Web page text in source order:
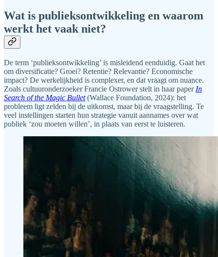
Wat is publieksontwikkeling en waarom
werkt het vaak niet?
De term ‘publieksontwikkeling’ is misleidend eenduidig. Gaat het
om diversificatie? Groei? Retentie? Relevantie? Economische
impact? De werkelijkheid is complexer, en dat vraagt om nuance.
Zoals cultuuronderzoeker Francie Ostrower stelt in haar paper In
Search of the Magic Bullet(Wallace Foundation, 2024): het
probleem ligt zelden bij de uitkomst, maar bij de vraagstelling. Te
veel instellingen starten hun strategie vanuit aannames over wat
publiek ‘zou moeten willen’, in plaats van eerst te luisteren.